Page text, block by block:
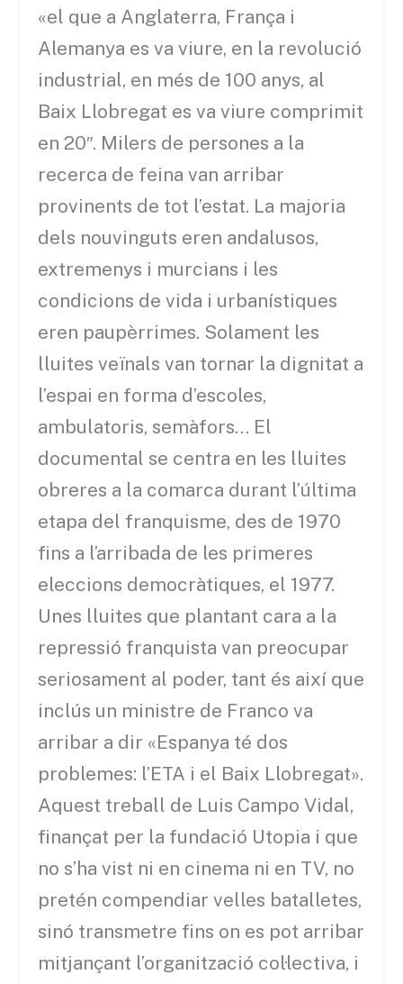
«el que a Anglaterra, França i
Alemanya es va viure, en la revolució
industrial, en més de 100 anys, al
Baix Llobregat es va viure comprimit
en 20″. Milers de persones a la
recerca de feina van arribar
provinents de tot l’estat. La majoria
dels nouvinguts eren andalusos,
extremenys i murcians i les
condicions de vida i urbanístiques
eren paupèrrimes. Solament les
lluites veïnals van tornar la dignitat a
l’espai en forma d’escoles,
ambulatoris, semàfors… El
documental se centra en les lluites
obreres a la comarca durant l’última
etapa del franquisme, des de 1970
fins a l’arribada de les primeres
eleccions democràtiques, el 1977.
Unes lluites que plantant cara a la
repressió franquista van preocupar
seriosament al poder, tant és així que
inclús un ministre de Franco va
arribar a dir «Espanya té dos
problemes: l’ETA i el Baix Llobregat».
Aquest treball de Luis Campo Vidal,
finançat per la fundació Utopia i que
no s’ha vist ni en cinema ni en TV, no
pretén compendiar velles batalletes,
sinó transmetre fins on es pot arribar
mitjançant l’organització col·lectiva, i